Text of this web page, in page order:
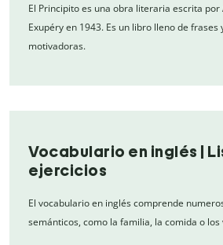
El Principito es una obra literaria escrita por
Exupéry en 1943. Es un libro lleno de frases
motivadoras.
Vocabulario en inglés |
ejercicios
El vocabulario en inglés comprende
semánticos, como la familia, la comida o los